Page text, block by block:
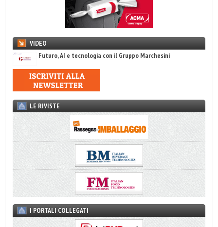
VIDEO
Futuro, AI e tecnologia con il Gruppo Marchesini
LE RIVISTE
I PORTALI COLLEGATI